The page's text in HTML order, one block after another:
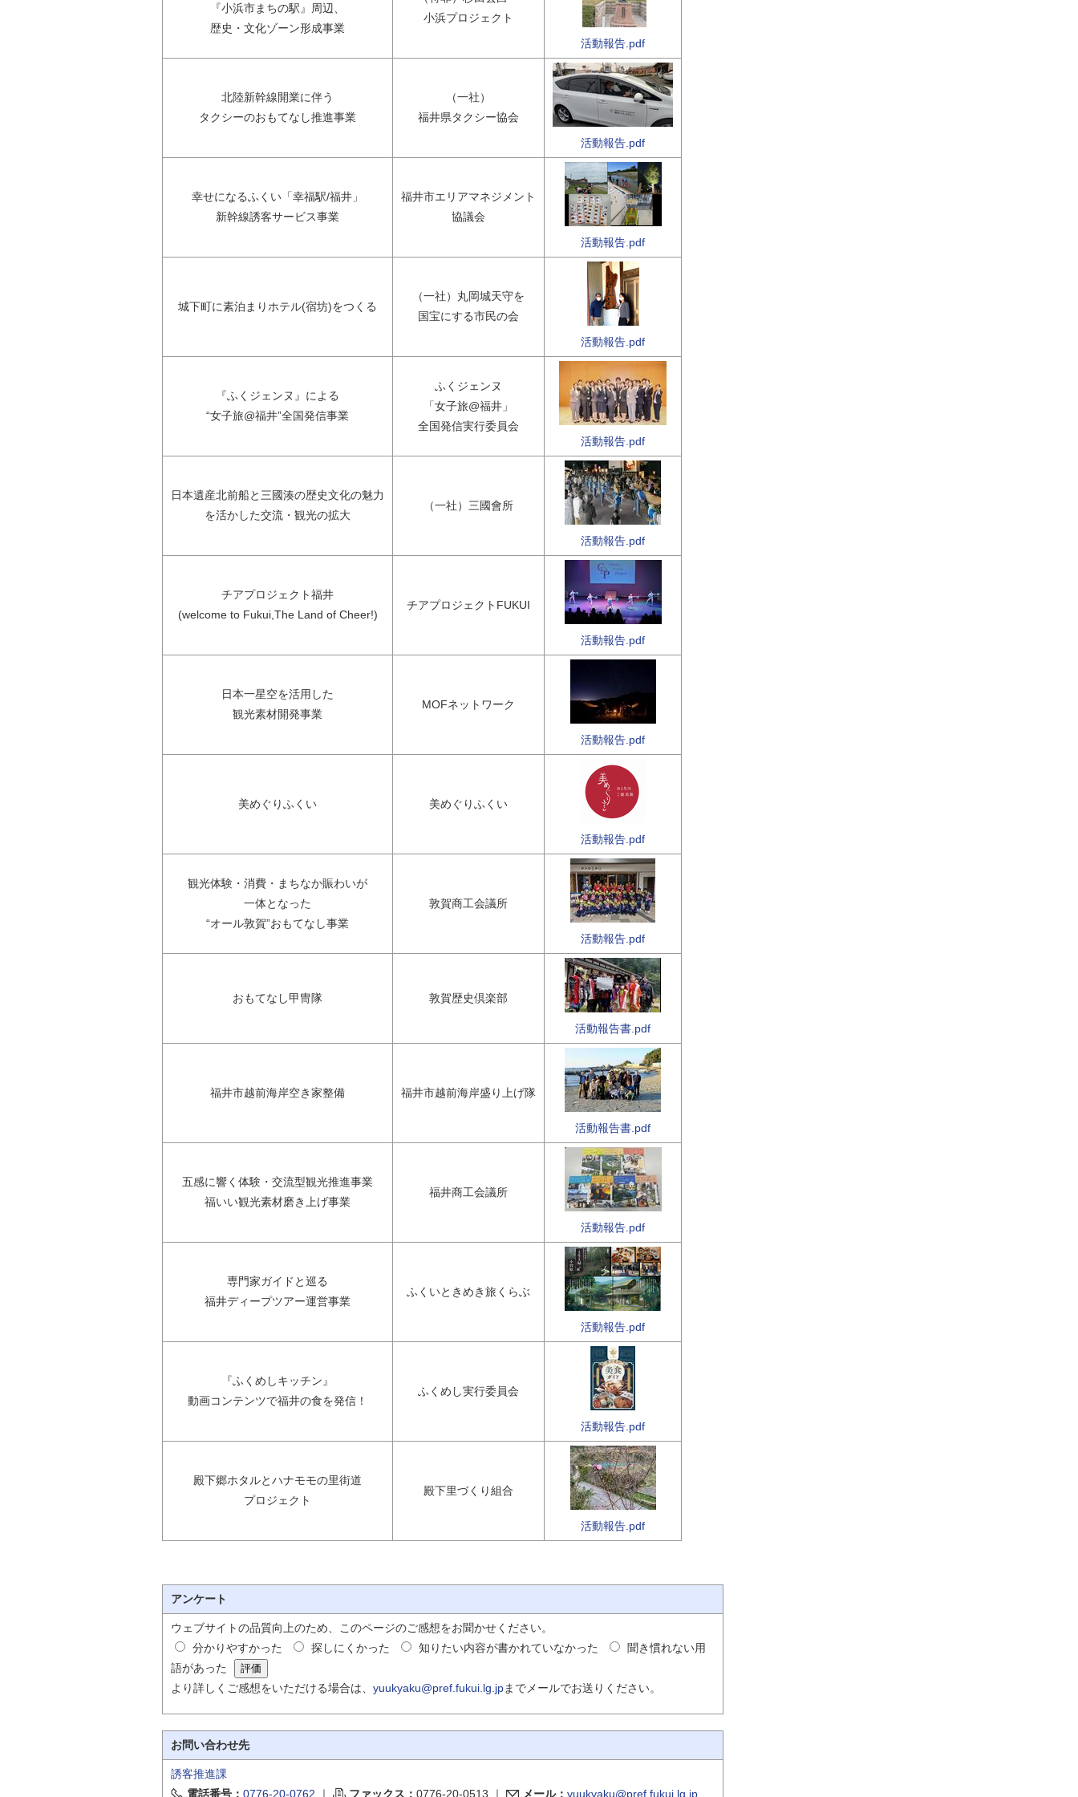
『小浜市まちの駅』周辺、
歴史・文化ゾーン形成事業
小浜プロジェクト
活動報告.pdf
北陸新幹線開業に伴う
タクシーのおもてなし推進事業
（一社）
福井県タクシー協会
活動報告.pdf
幸せになるふくい「幸福駅/福井」
新幹線誘客サービス事業
福井市エリアマネジメント
協議会
活動報告.pdf
城下町に素泊まりホテル(宿坊)をつくる
（一社）丸岡城天守を
国宝にする市民の会
活動報告.pdf
『ふくジェンヌ』による
“女子旅@福井”全国発信事業
ふくジェンヌ
「女子旅@福井」
全国発信実行委員会
活動報告.pdf
日本遺産北前船と三國湊の歴史文化の魅力
を活かした交流・観光の拡大
（一社）三國會所
活動報告.pdf
チアプロジェクト福井
(welcome to Fukui,The Land of Cheer!)
チアプロジェクトFUKUI
活動報告.pdf
日本一星空を活用した
観光素材開発事業
MOFネットワーク
活動報告.pdf
美めぐりふくい 美めぐりふくい
活動報告.pdf
観光体験・消費・まちなか賑わいが
一体となった
“オール敦賀”おもてなし事業
敦賀商工会議所
活動報告.pdf
おもてなし甲冑隊 敦賀歴史倶楽部
活動報告書.pdf
福井市越前海岸空き家整備 福井市越前海岸盛り上げ隊
活動報告書.pdf
五感に響く体験・交流型観光推進事業
福いい観光素材磨き上げ事業
福井商工会議所
活動報告.pdf
専門家ガイドと巡る
福井ディープツアー運営事業
ふくいときめき旅くらぶ
活動報告.pdf
『ふくめしキッチン』
動画コンテンツで福井の食を発信！
ふくめし実行委員会
活動報告.pdf
殿下郷ホタルとハナモモの里街道
プロジェクト
殿下里づくり組合
活動報告.pdf
アンケート
ウェブサイトの品質向上のため、このページのご感想をお聞かせください。
分かりやすかった
探しにくかった 知りたい内容が書かれていなかった
聞き慣れない用
語があった
より詳しくご感想をいただける場合は、 yuukyaku@pref.fukui.lg.jpまでメールでお送りください。
お問い合わせ先
誘客推進課
電話番号： 0776-20-0762 ｜ ファックス： 0776-20-0513 ｜ メール： yuukyaku@pref.fukui.lg.jp